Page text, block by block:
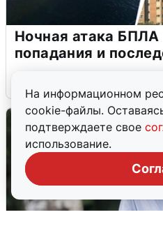
На информационном
cookie-файлы.
подтверждаете свое
использование.
Ночная атака БПЛА
попадания и